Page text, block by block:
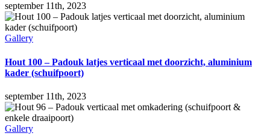
september 11th, 2023
Gallery
Hout 100 – Padouk latjes verticaal met doorzicht, aluminium
kader (schuifpoort)
september 11th, 2023
Gallery